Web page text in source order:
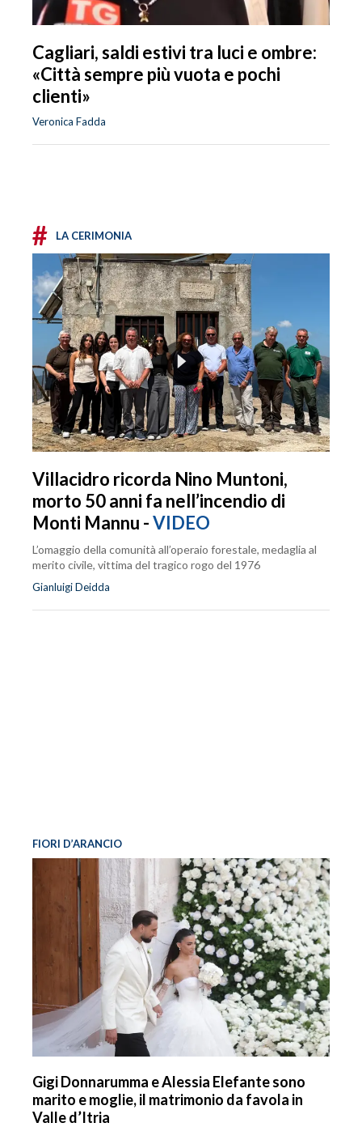
Cagliari, saldi estivi tra luci e ombre:
«Città sempre più vuota e pochi
clienti»
Veronica Fadda
# LA CERIMONIA
Villacidro ricorda Nino Muntoni,
morto 50 anni fa nell’incendio di
Monti Mannu -VIDEO
L’omaggio della comunità all’operaio forestale, medaglia al
merito civile, vittima del tragico rogo del 1976
Gianluigi Deidda
FIORI D’ARANCIO
Gigi Donnarumma e Alessia Elefante sono
marito e moglie, il matrimonio da favola in
Valle d’Itria